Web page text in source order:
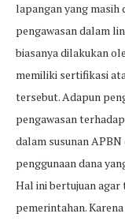
lapangan yang masih
pengawasan dalam
biasanya dilakukan
memiliki sertifikasi
tersebut. Adapun
pengawasan
dalam susunan
penggunaan dana
Hal ini bertujuan
pemerintahan.